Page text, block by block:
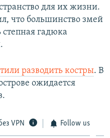
для их жизни.
что большинство змей
гадюка
разводить костры. В
ожидается
VPN Follow us